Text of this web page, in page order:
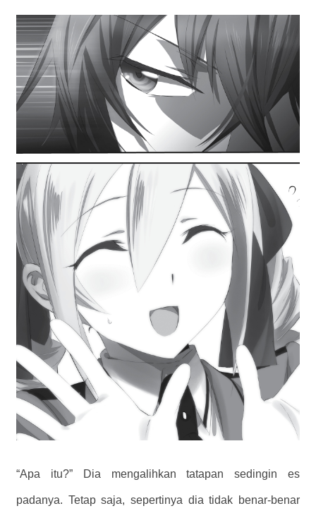
“Apa itu?” Dia mengalihkan tatapan sedingin es
padanya. Tetap saja, sepertinya dia tidak benar-benar